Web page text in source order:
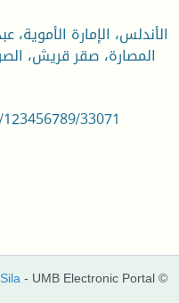
الأندلس، الإمارة الأموية،
المصارة، صقر قريش،
33071
- UMB Electronic Portal ©